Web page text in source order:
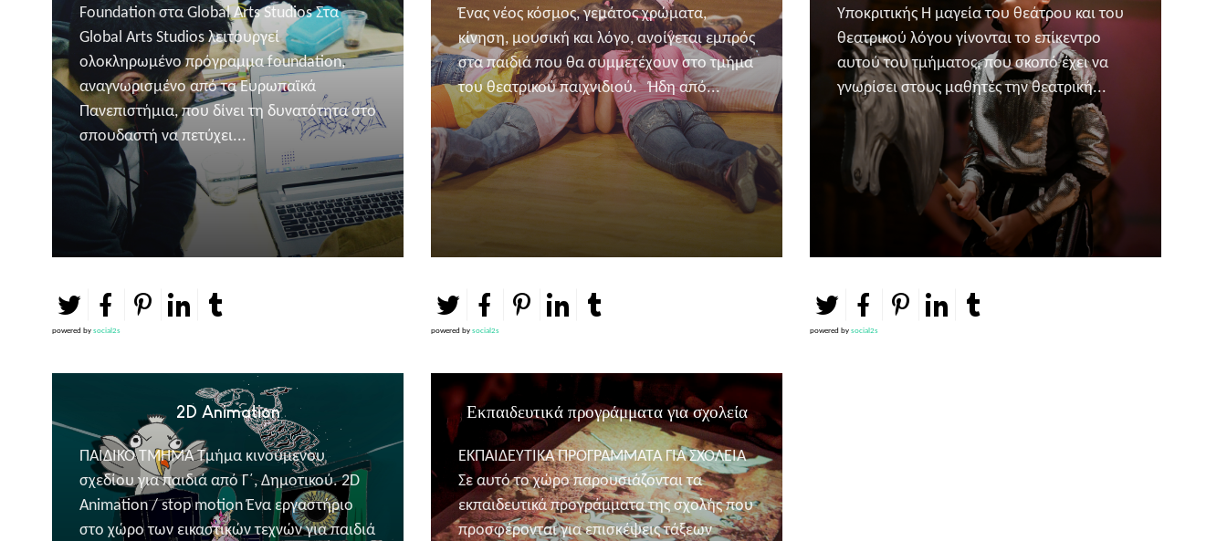
Foundation στα Global Arts Studios Στα
Global Arts Studios λειτουργεί
ολοκληρωμένο πρόγραμμα foundation,
αναγνωρισμένο από τα Ευρωπαϊκά
Πανεπιστήμια, που δίνει τη δυνατότητα στο
σπουδαστή να πετύχει...
powered by social2s
Ένας νέος κόσμος, γεμάτος χρώματα,
κίνηση, μουσική και λόγο, ανοίγεται εμπρός
στα παιδιά που θα συμμετέχουν στο τμήμα
του θεατρικού παιχνιδιού. Ήδη από...
powered by social2s
Υποκριτικής Η μαγεία του θεάτρου και του
θεατρικού λόγου γίνονται το επίκεντρο
αυτού του τμήματος, που σκοπό έχει να
γνωρίσει στους μαθητές την θεατρική...
powered by social2s
2D Animation
ΠΑΙΔΙΚΟ ΤΜΗΜΑ Τμήμα κινούμενου
σχεδίου για παιδιά από Γ΄, Δημοτικού. 2D
Animation / stop motion Ένα εργαστήριο
στο χώρο των εικαστικών τεχνών για παιδιά
Εκπαιδευτικά προγράμματα για σχολεία
ΕΚΠΑΙΔΕΥΤΙΚΑ ΠΡΟΓΡΑΜΜΑΤΑ ΓΙΑ ΣΧΟΛΕΙΑ
Σε αυτό το χώρο παρουσιάζονται τα
εκπαιδευτικά προγράμματα της σχολής που
προσφέρονται για επισκέψεις τάξεων